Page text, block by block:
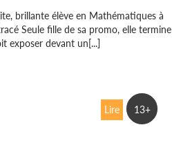
brillante élève en Mathématiques à
Seule fille de sa promo, elle termine
exposer devant un[...]
Lire 13+